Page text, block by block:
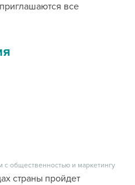
все
с общественностью и маркетингу
страны пройдет